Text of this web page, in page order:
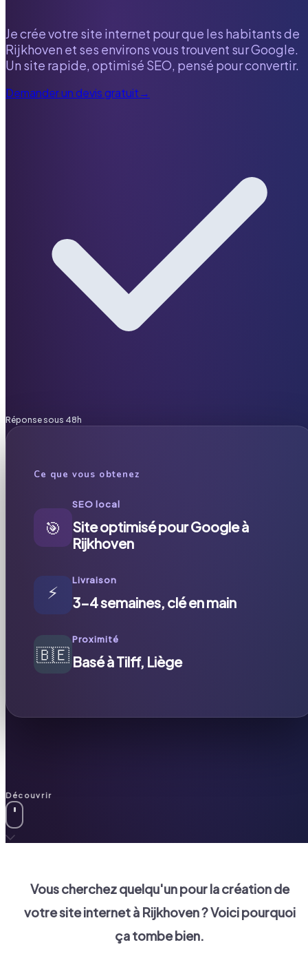
Je crée votre site internet pour que les habitants de
Rijkhoven et ses environs vous trouvent sur Google.
Un site rapide, optimisé SEO, pensé pour convertir.
Demander un devis gratuit→
Réponse sous 48h
Ce que vous obtenez
🎯
SEO local
Site optimisé pour Google à
Rijkhoven
⚡
Livraison
3-4 semaines, clé en main
🇧🇪
Proximité
Basé à Tilff, Liège
Découvrir
Vous cherchez quelqu'un pour la création de
votre site internet à Rijkhoven? Voici pourquoi
ça tombe bien.